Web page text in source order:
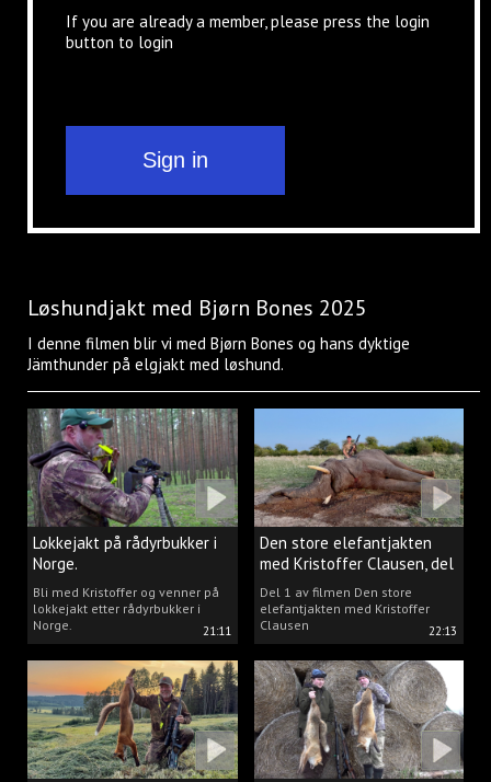
If you are already a member, please press the login
button to login
Løshundjakt med Bjørn Bones 2025
I denne filmen blir vi med Bjørn Bones og hans dyktige
Jämthunder på elgjakt med løshund.
21:11
Lokkejakt på rådyrbukker i
Norge.
Bli med Kristoffer og venner på
lokkejakt etter rådyrbukker i
Norge.
22:13
Den store elefantjakten
med Kristoffer Clausen, del
1.
Del 1 av filmen Den store
elefantjakten med Kristoffer
Clausen